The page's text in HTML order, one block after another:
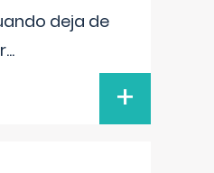
deja de
...
+